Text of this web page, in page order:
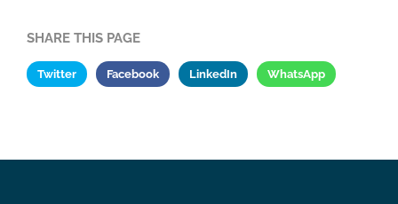
SHARE THIS PAGE
Twitter Facebook LinkedIn WhatsApp